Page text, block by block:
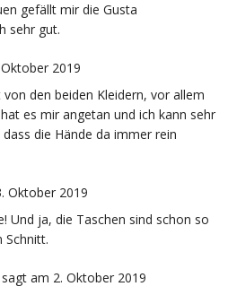
gefällt mir die Gusta
sehr gut.
2019
den beiden Kleidern, vor allem
es mir angetan und ich kann sehr
die Hände da immer rein
Oktober 2019
Und ja, die Taschen sind schon so
Schnitt.
sagt am 2. Oktober 2019